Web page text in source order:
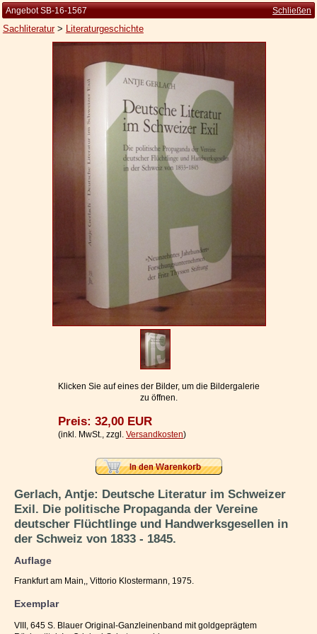
Kleine Kulturgeschichte
Die Brockhaus Auflagen
Die Meyer Auflagen
Geschäftsbedingungen
Datenschutzerklärung
Ihr Warenkorb
Angebot SB-16-1567 Schließen
Sachliteratur> Literaturgeschichte
Klicken Sie auf eines der Bilder, um die Bildergalerie
zu öffnen.
Preis: 32,00 EUR
(inkl. MwSt., zzgl. Versandkosten)
Gerlach, Antje: Deutsche Literatur im Schweizer
Exil. Die politische Propaganda der Vereine
deutscher Flüchtlinge und Handwerksgesellen in
der Schweiz von 1833 - 1845.
Auflage
Frankfurt am Main,, Vittorio Klostermann, 1975.
Exemplar
VIII, 645 S. Blauer Original-Ganzleinenband mit goldgeprägtem